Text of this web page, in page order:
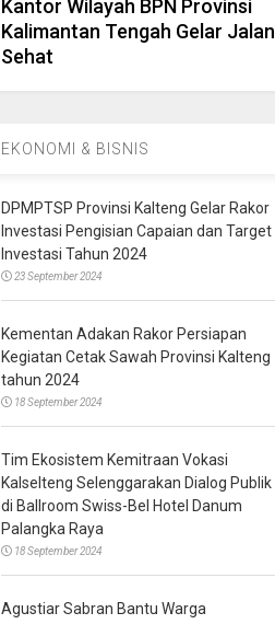
Kantor Wilayah BPN Provinsi
Kalimantan Tengah Gelar Jalan
Sehat
EKONOMI & BISNIS
DPMPTSP Provinsi Kalteng Gelar Rakor
Investasi Pengisian Capaian dan Target
Investasi Tahun 2024
23 September 2024
Kementan Adakan Rakor Persiapan
Kegiatan Cetak Sawah Provinsi Kalteng
tahun 2024
18 September 2024
Tim Ekosistem Kemitraan Vokasi
Kalselteng Selenggarakan Dialog Publik
di Ballroom Swiss-Bel Hotel Danum
Palangka Raya
18 September 2024
Agustiar Sabran Bantu Warga